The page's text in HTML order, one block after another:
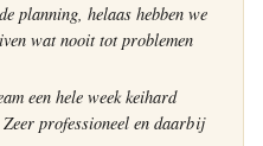
planning, helaas hebben we
wat nooit tot problemen
een hele week keihard
professioneel en daarbij